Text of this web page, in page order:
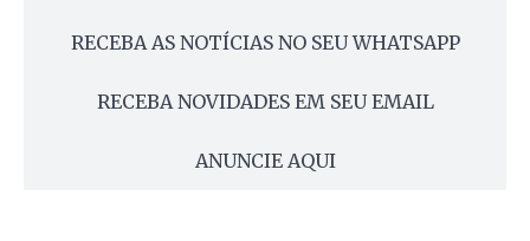
RECEBA AS NOTÍCIAS NO SEU WHATSAPP
RECEBA NOVIDADES EM SEU EMAIL
ANUNCIE AQUI